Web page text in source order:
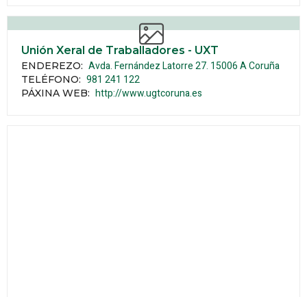
Unión Xeral de Traballadores - UXT
ENDEREZO: Avda. Fernández Latorre 27. 15006A Coruña
TELÉFONO: 981 241 122
PÁXINA WEB: http://www.ugtcoruna.es